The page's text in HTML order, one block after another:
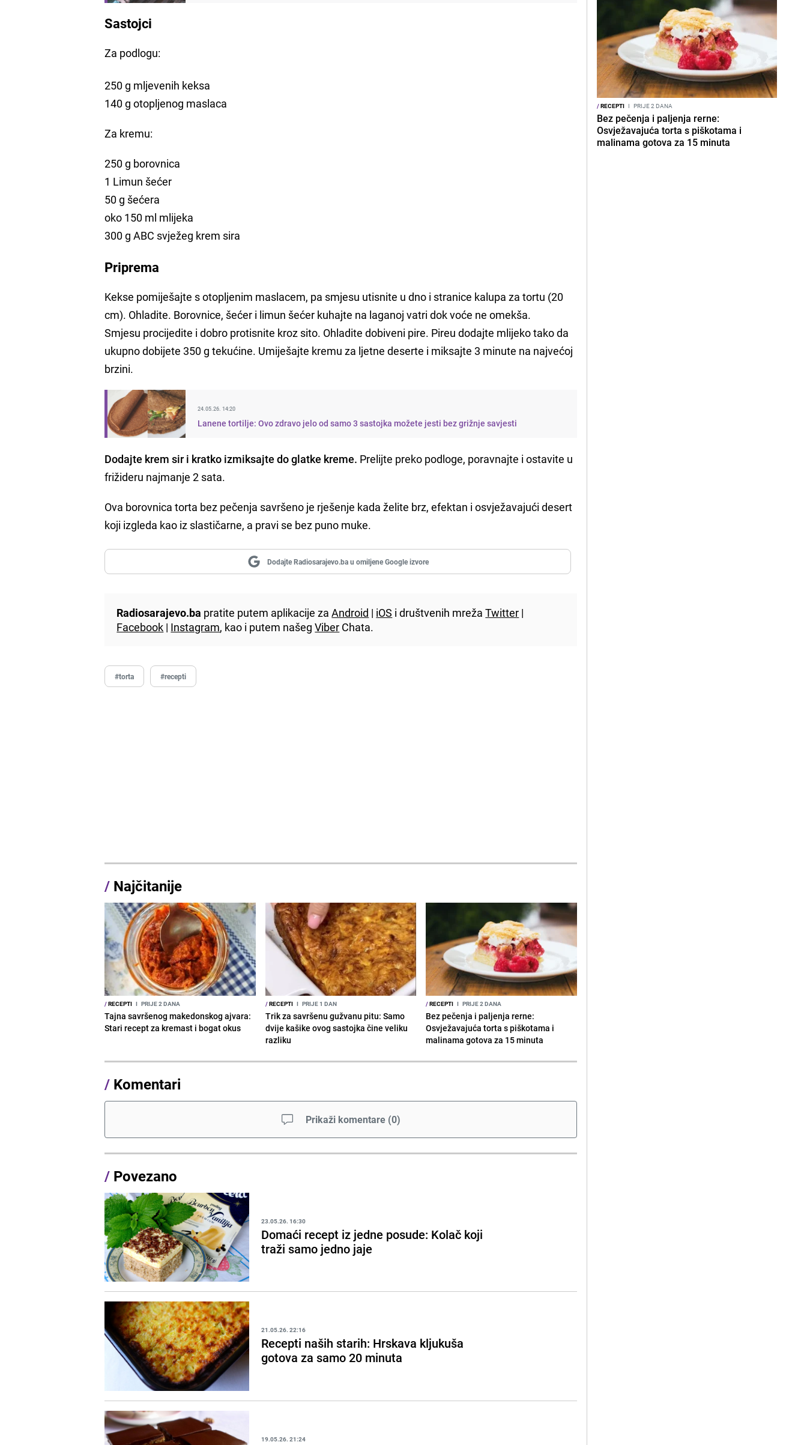
Sastojci
Za podlogu:
250 g mljevenih keksa
140 g otopljenog maslaca
Za kremu:
250 g borovnica
1 Limun šećer
50 g šećera
oko 150 ml mlijeka
300 g ABC svježeg krem sira
Priprema
Kekse pomiješajte s otopljenim maslacem, pa smjesu utisnite u dno i stranice kalupa za tortu (20
cm). Ohladite. Borovnice, šećer i limun šećer kuhajte na laganoj vatri dok voće ne omekša.
Smjesu procijedite i dobro protisnite kroz sito. Ohladite dobiveni pire. Pireu dodajte mlijeko tako da
ukupno dobijete 350 g tekućine. Umiješajte kremu za ljetne deserte i miksajte 3 minute na najvećoj
brzini.
24.05.26. 14:20
Lanene tortilje: Ovo zdravo jelo od samo 3 sastojka možete jesti bez grižnje savjesti
Dodajte krem sir i kratko izmiksajte do glatke kreme. Prelijte preko podloge, poravnajte i ostavite u
frižideru najmanje 2 sata.
Ova borovnica torta bez pečenja savršeno je rješenje kada želite brz, efektan i osvježavajući desert
koji izgleda kao iz slastičarne, a pravi se bez puno muke.
Dodajte Radiosarajevo.ba u omiljene Google izvore
Radiosarajevo.ba pratite putem aplikacije zaAndroid | iOS i društvenih mrežaTwitter |
Facebook | Instagram, kao i putem našegViber Chata.
#torta #recepti
/ Najčitanije
/RECEPTI I PRIJE 2 DANA
Tajna savršenog makedonskog ajvara:
Stari recept za kremast i bogat okus
/RECEPTI I PRIJE 1 DAN
Trik za savršenu gužvanu pitu: Samo
dvije kašike ovog sastojka čine veliku
razliku
/RECEPTI I PRIJE 2 DANA
Bez pečenja i paljenja rerne:
Osvježavajuća torta s piškotama i
malinama gotova za 15 minuta
/ Komentari
Prikaži komentare (0)
/ Povezano
23.05.26. 16:30
Domaći recept iz jedne posude: Kolač koji
traži samo jedno jaje
21.05.26. 22:16
Recepti naših starih: Hrskava kljukuša
gotova za samo 20 minuta
19.05.26. 21:24
/RECEPTI I PRIJE 2 DANA
Bez pečenja i paljenja rerne:
Osvježavajuća torta s piškotama i
malinama gotova za 15 minuta